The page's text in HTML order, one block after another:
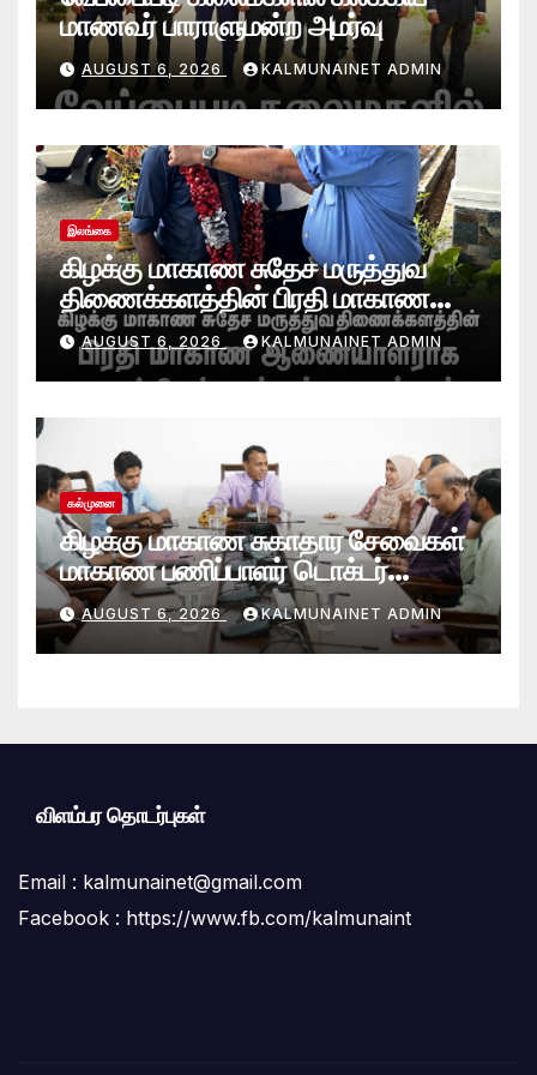
மாணவர் பாராளுமன்ற அமர்வு
AUGUST 6, 2026 KALMUNAINET ADMIN
இலங்கை
கிழக்கு மாகாண சுதேச மருத்துவ
திணைக்களத்தின் பிரதி மாகாண
ஆணையாளராக வைத்தியர் அன்டன்
அனஸ்டீன் கடமையேற்பு!
AUGUST 6, 2026 KALMUNAINET ADMIN
கல்முனை
கிழக்கு மாகாண சுகாதார சேவைகள்
மாகாண பணிப்பாளர் டொக்டர்
சரவணபவன் கல்முனை பிராந்திய
சுகாதார சேவைகள் பணிமனைக்கு
விஜயம்!
AUGUST 6, 2026 KALMUNAINET ADMIN
விளம்பர தொடர்புகள்
Email : kalmunainet@gmail.com
Facebook : https://www.fb.com/kalmunaint